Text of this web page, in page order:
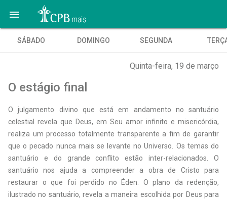

SÁBADO DOMINGO SEGUNDA
Quinta-feira, 19 de março
O estágio final
Ojulgamento divino que está em andamento no santuário
celestial revela que Deus, em Seu amor infinito e misericórdia,
realiza um processo totalmente transparente a fim de garantir
que o pecado nunca mais se levante no Universo. Os temas do
santuário e do grande conflito estão inter-relacionados. O
santuário nos ajuda a compreender a obra de Cristo para
restaurar o que foi perdido no Éden. O plano da redenção,
ilustrado no santuário, revela a maneira escolhida por Deus para